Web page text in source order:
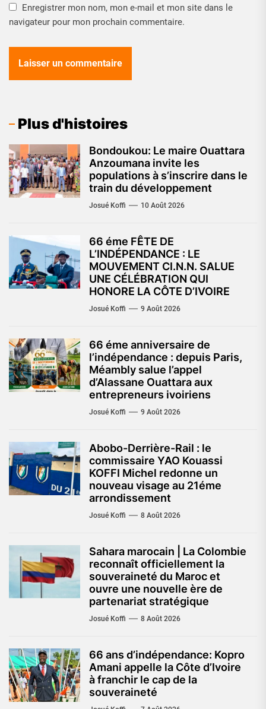
Enregistrer mon nom, mon e-mail et mon site dans le
navigateur pour mon prochain commentaire.
Plus d'histoires
Bondoukou: Le maire Ouattara
Anzoumana invite les
populations à s’inscrire dans le
train du développement
Josué Koffi 10 Août 2026
66 éme FÊTE DE
L’INDÉPENDANCE : LE
MOUVEMENT CI.N.N. SALUE
UNE CÉLÉBRATION QUI
HONORE LA CÔTE D’IVOIRE
Josué Koffi 9 Août 2026
66 éme anniversaire de
l’indépendance : depuis Paris,
Méambly salue l’appel
d’Alassane Ouattara aux
entrepreneurs ivoiriens
Josué Koffi 9 Août 2026
Abobo-Derrière-Rail : le
commissaire YAO Kouassi
KOFFI Michel redonne un
nouveau visage au 21éme
arrondissement
Josué Koffi 8 Août 2026
Sahara marocain | La Colombie
reconnaît officiellement la
souveraineté du Maroc et
ouvre une nouvelle ère de
partenariat stratégique
Josué Koffi 8 Août 2026
66 ans d’indépendance: Kopro
Amani appelle la Côte d’Ivoire
à franchir le cap de la
souveraineté